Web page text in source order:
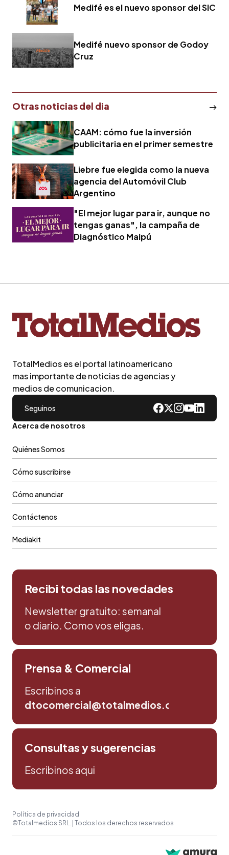
Medifé es el nuevo sponsor del SIC
Medifé nuevo sponsor de Godoy
Cruz
Otras noticias del dia
CAAM: cómo fue la inversión
publicitaria en el primer semestre
Liebre fue elegida como la nueva
agencia del Automóvil Club
Argentino
"El mejor lugar para ir, aunque no
tengas ganas", la campaña de
Diagnóstico Maipú
TotalMedios es el portal latinoamericano
mas importante de noticias de agencias y
medios de comunicacion.
Seguinos
Acerca de nosotros
Quiénes Somos
Cómo suscribirse
Cómo anunciar
Contáctenos
Mediakit
Recibi todas las novedades
Newsletter gratuito: semanal
o diario. Como vos eligas.
Prensa & Comercial
Escribinos a
dtocomercial@totalmedios.com
Consultas y sugerencias
Escribinos aqui
Política de privacidad
©Totalmedios SRL. | Todos los derechos reservados